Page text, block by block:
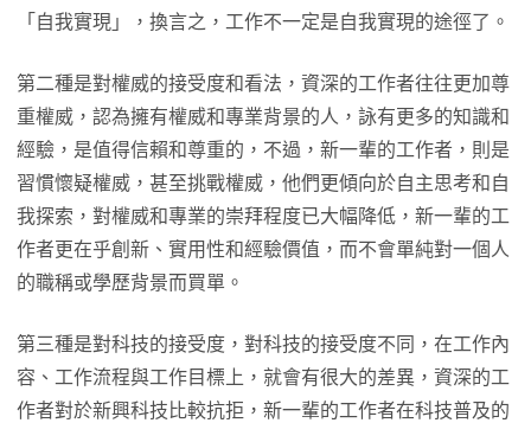
「自我實現」，換言之，工作不一定是自我實現的途徑了。
第二種是對權威的接受度和看法，資深的工作者往往更加尊
重權威，認為擁有權威和專業背景的人，詠有更多的知識和
經驗，是值得信賴和尊重的，不過，新一輩的工作者，則是
習慣懷疑權威，甚至挑戰權威，他們更傾向於自主思考和自
我探索，對權威和專業的崇拜程度已大幅降低，新一輩的工
作者更在乎創新、實用性和經驗價值，而不會單純對一個人
的職稱或學歷背景而買單。
第三種是對科技的接受度，對科技的接受度不同，在工作內
容、工作流程與工作目標上，就會有很大的差異，資深的工
作者對於新興科技比較抗拒，新一輩的工作者在科技普及的